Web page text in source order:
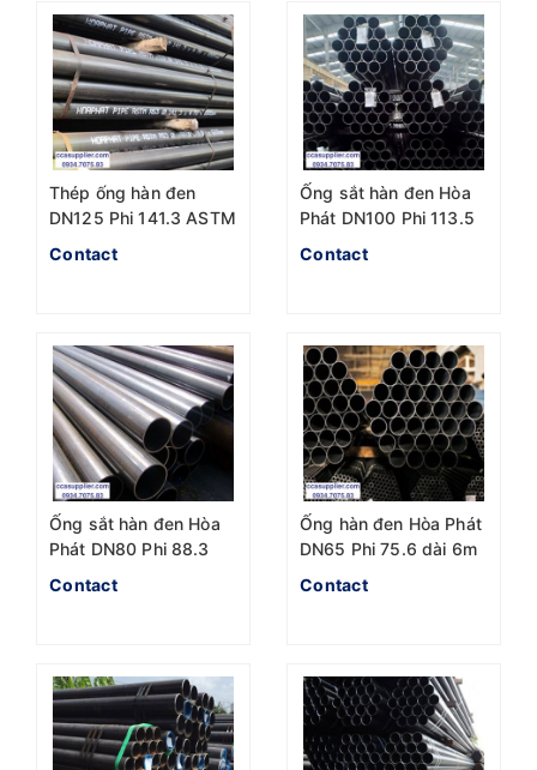
Thép ống hàn đen
DN125 Phi 141.3 ASTM
A53 Hòa Phát
Contact
Ống sắt hàn đen Hòa
Phát DN100 Phi 113.5
ASTM A500 TCVN
3783-83
Contact
Ống sắt hàn đen Hòa
Phát DN80 Phi 88.3
dài 6m dày 2li5
Contact
Ống hàn đen Hòa Phát
DN65 Phi 75.6 dài 6m
dày 2li3
Contact